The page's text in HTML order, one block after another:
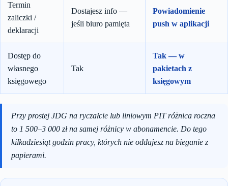
Termin
zaliczki /
deklaracji
Dostajesz info —
jeśli biuro pamięta
Powiadomienie
push w aplikacji
Dostęp do
własnego
księgowego
Tak
Tak — w
pakietach z
księgowym
Przy prostej JDG na ryczałcie lub liniowym PIT różnica roczna
to 1 500–3 000 zł na samej różnicy w abonamencie. Do tego
kilkadziesiąt godzin pracy, których nie oddajesz na bieganie z
papierami.